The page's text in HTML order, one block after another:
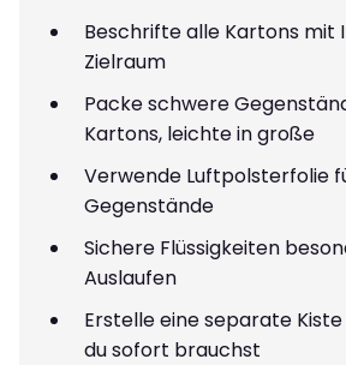
Beschrifte alle Kartons mit
Zielraum
Packe schwere
Kartons, leichte in große
Verwende Luftpolsterfolie
Gegenstände
Sichere Flüssigkeiten
Auslaufen
Erstelle eine separate
du sofort brauchst